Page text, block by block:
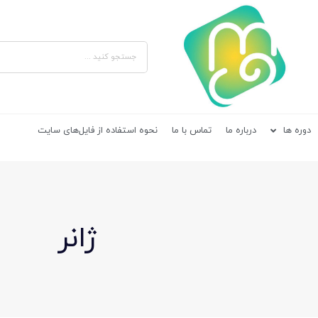
دوره ها درباره ما تماس با ما نحوه استفاده از فایل‌های سایت
ژانر